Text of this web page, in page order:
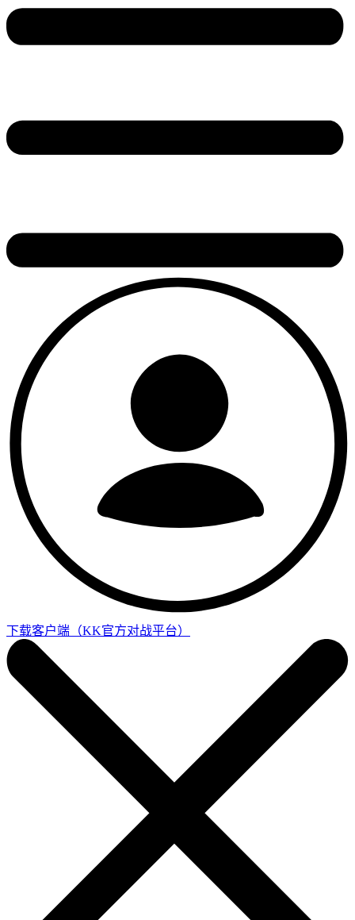
下载客户端 （KK官方对战平台）